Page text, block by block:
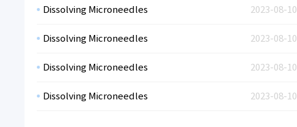
2023-08-10
Dissolving Microneedles
2023-08-10
Dissolving Microneedles
2023-08-10
Dissolving Microneedles
2023-08-10
Dissolving Microneedles